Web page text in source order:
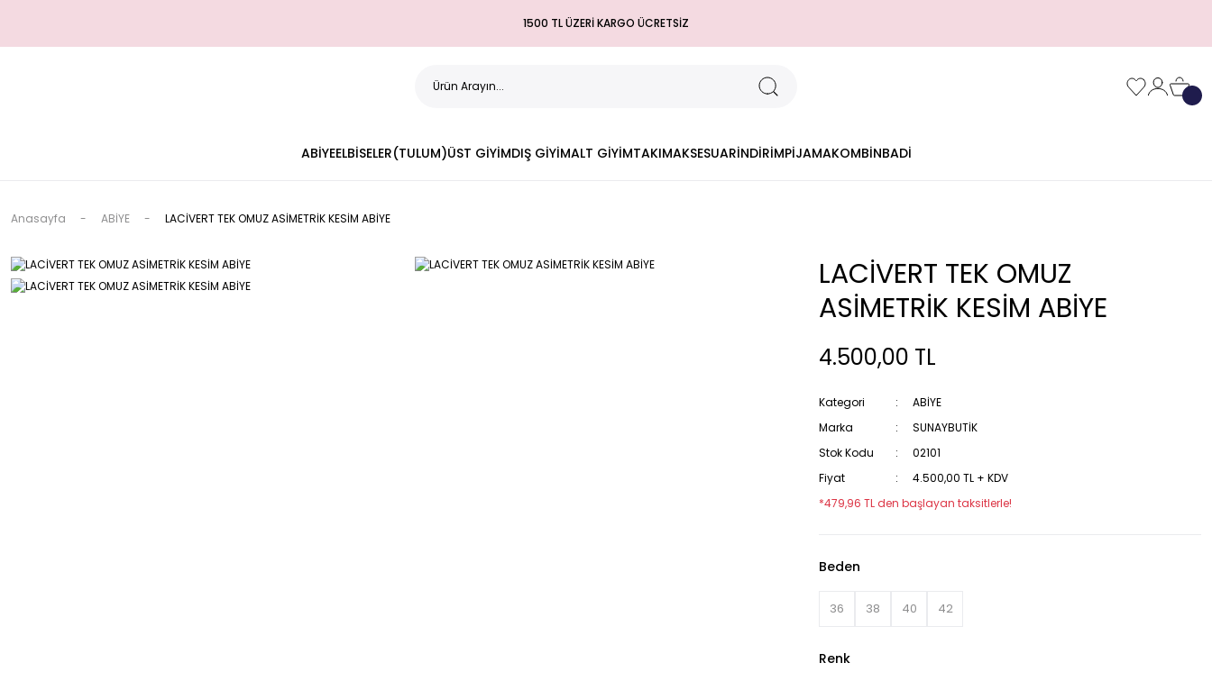
1500 TL ÜZERİ KARGO ÜCRETSİZ
ABİYEELBİSELER(TULUM)ÜST GİYİMDIŞ GİYİMALT GİYİMTAKIMAKSESUARİNDİRİMPİJAMAKOMBİNBADİ
Anasayfa ABİYE LACİVERT TEK OMUZ ASİMETRİK KESİM ABİYE
LACİVERT TEK OMUZ
ASİMETRİK KESİM ABİYE
4.500,00 TL
Kategori
ABİYE
Marka
SUNAYBUTİK
Stok Kodu
02101
Fiyat
4.500,00 TL + KDV
*479,96 TL den başlayan taksitlerle!
Beden
36 38 40 42
Renk